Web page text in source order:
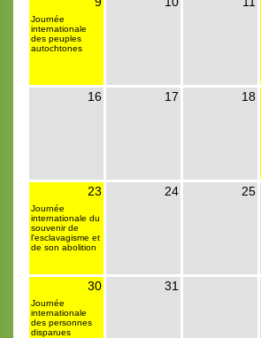
Journée
internationale
des peuples
autochtones
16 17 18
23
Journée
internationale du
souvenir de
l'esclavagisme et
de son abolition
24 25
30
Journée
internationale
des personnes
disparues
31